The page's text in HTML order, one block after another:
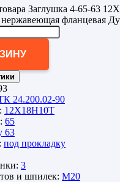
Заглушка 4-65-63
нержавеющая фланцевая
24.200.02-90
12Х18Н10Т
65
63
под прокладку
3
и шпилек: М20